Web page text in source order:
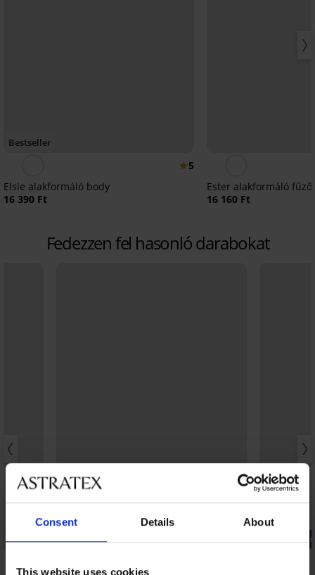
Consent Details About
This website uses cookies
Bestseller
5
Elsie alakformáló body
16 390 Ft
Ester alakformáló fűző
16 160 Ft
Fedezzen fel hasonló darabokat
PREMIUM -20% BRA20